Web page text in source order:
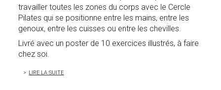
travailler toutes les zones du corps avec le Cercle
Pilates qui se positionne entre les mains, entre les
genoux, entre les cuisses ou entre les chevilles.
Livré avec un poster de 10 exercices illustrés, à faire
chez soi.
LIRE LA SUITE